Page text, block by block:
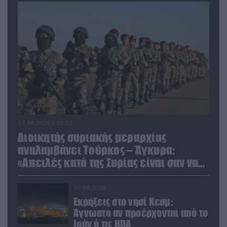
Διοικητής συριακής μεραρχίας
αναλαμβάνει Τούρκος – Άγκυρα:
«Απειλές κατά της Συρίας είναι σαν να
απειλούν εμάς»
Εκρήξεις στο νησί Κεσμ:
Άγνωστο αν προέρχονται από το
Ιράν ή τις ΗΠΑ